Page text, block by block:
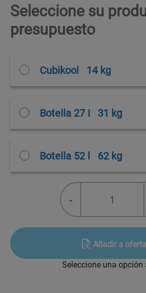
Seleccione su
presupuesto
Cubikool 14 kg
Botella 27 I 31 kg
Botella 52 l 62 kg
-
Añadir a oferta
Seleccione una opción